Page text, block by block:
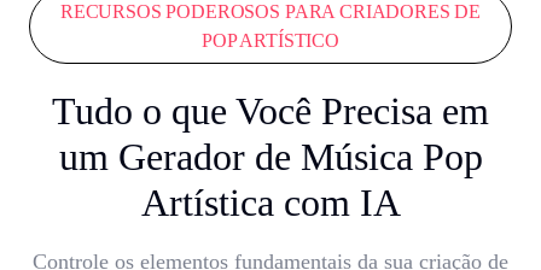
RECURSOS PODEROSOS PARA CRIADORES DE
POP ARTÍSTICO
Tudo o que Você Precisa em
um Gerador de Música Pop
Artística com IA
Controle os elementos fundamentais da sua criação de